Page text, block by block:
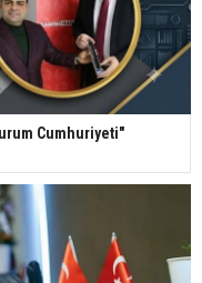
Cumhuriyeti"